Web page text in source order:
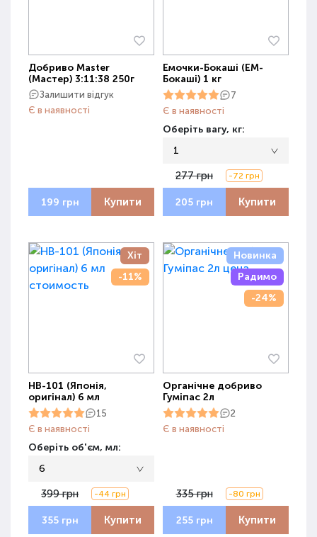
Добриво Master
(Мастер) 3:11:38 250г
Залишити відгук
Є в наявності
199 грн Купити
Емочки-Бокаші (ЕМ-
Бокаші) 1 кг
7
Є в наявності
Оберіть вагу, кг:
1
277 грн -72 грн
205 грн Купити
Хіт
-11%
НВ-101 (Японія,
оригінал) 6 мл
15
Є в наявності
Оберіть об'єм, мл:
6
399 грн -44 грн
355 грн Купити
Новинка
Радимо
-24%
Органічне добриво
Гуміпас 2л
2
Є в наявності
335 грн -80 грн
255 грн Купити